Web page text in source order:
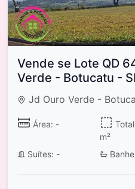
Vende se Lote QD
Verde - Botucatu -
Jd Ouro Verde -
Área: -
m²
Suítes: -